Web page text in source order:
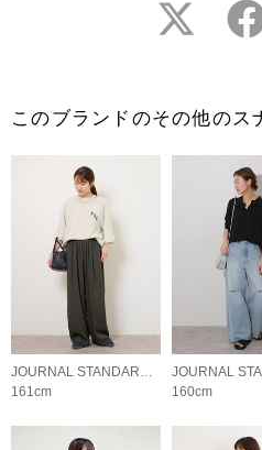
twitter
このブランドのその他のス
JOURNAL STANDARD relume LADYS
161cm
160cm